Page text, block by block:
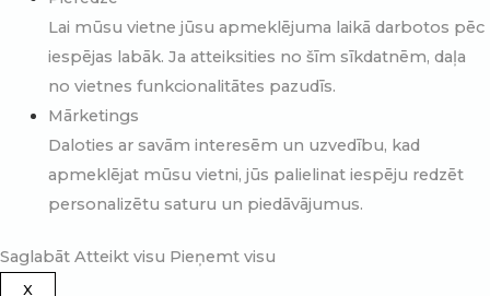
Lai mūsu vietne jūsu apmeklējuma laikā darbotos pēc
iespējas labāk. Ja atteiksities no šīm sīkdatnēm, daļa
no vietnes funkcionalitātes pazudīs.
Mārketings
Daloties ar savām interesēm un uzvedību, kad
apmeklējat mūsu vietni, jūs palielinat iespēju redzēt
personalizētu saturu un piedāvājumus.
Saglabāt Atteikt visu Pieņemt visu
X